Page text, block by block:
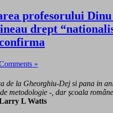
profesorului
drept
»
de la Gheorghiu-Dej si pana in
metodologie -, dar şcoala
L Watts